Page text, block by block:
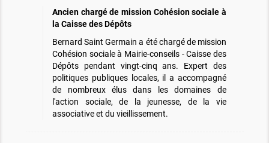
Ancien chargé de mission Cohésion sociale à
la Caisse des Dépôts
Bernard Saint Germain a été chargé de mission
Cohésion sociale à Mairie-conseils - Caisse des
Dépôts pendant vingt-cinq ans. Expert des
politiques publiques locales, il a accompagné
de nombreux élus dans les domaines de
l'action sociale, de la jeunesse, de la vie
associative et du vieillissement.